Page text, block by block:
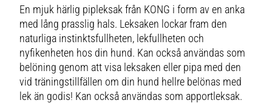
En mjuk härlig pipleksak från KONG i form av en anka
med lång prasslig hals. Leksaken lockar fram den
naturliga instinktsfullheten, lekfullheten och
nyfikenheten hos din hund. Kan också användas som
belöning genom att visa leksaken eller pipa med den
vid träningstillfällen om din hund hellre belönas med
lek än godis! Kan också användas som apportleksak.